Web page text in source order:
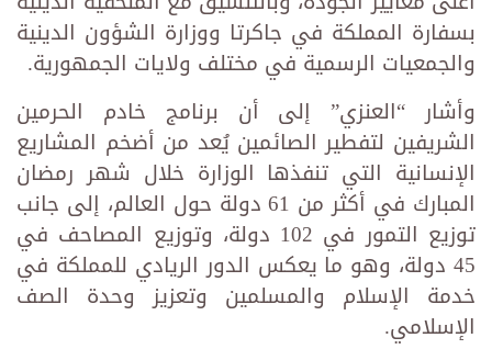
بسفارة المملكة في جاكرتا ووزارة الشؤون الدينية
والجمعيات الرسمية في مختلف ولايات الجمهورية.
وأشار “العنزي” إلى أن برنامج خادم الحرمين
الشريفين لتفطير الصائمين يُعد من أضخم المشاريع
الإنسانية التي تنفذها الوزارة خلال شهر رمضان
المبارك في أكثر من 61 دولة حول العالم، إلى جانب
توزيع التمور في 102 دولة، وتوزيع المصاحف في
45 دولة، وهو ما يعكس الدور الريادي للمملكة في
خدمة الإسلام والمسلمين وتعزيز وحدة الصف
الإسلامي.